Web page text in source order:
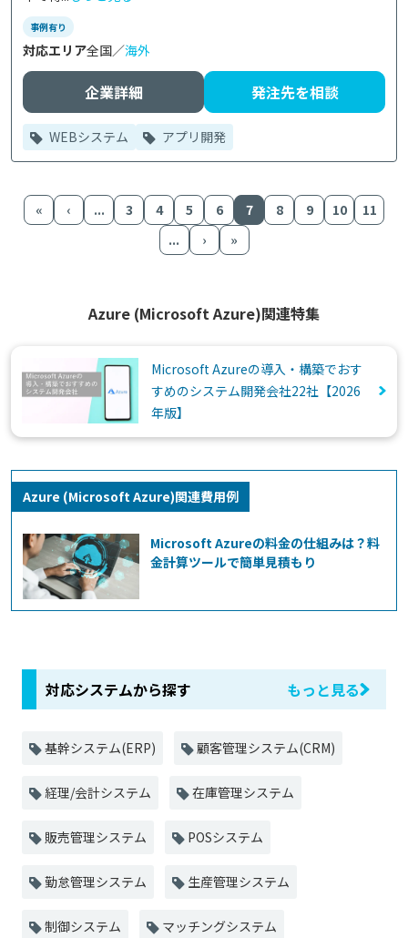
事例有り
対応エリア全国／海外
企業詳細 発注先を相談
WEBシステム アプリ開発
« ‹ ... 3 4 5 6 7 8 9 10
11
...
› »
Azure (Microsoft Azure)関連特集
Microsoft Azureの導入・構築でおす
すめのシステム開発会社22社【2026
年版】
Azure (Microsoft Azure)関連費用例
Microsoft Azureの料金の仕組みは？料
金計算ツールで簡単見積もり
対応システムから探す もっと見る
基幹システム(ERP) 顧客管理システム(CRM)
経理/会計システム 在庫管理システム
販売管理システム POSシステム
勤怠管理システム 生産管理システム
制御システム マッチングシステム